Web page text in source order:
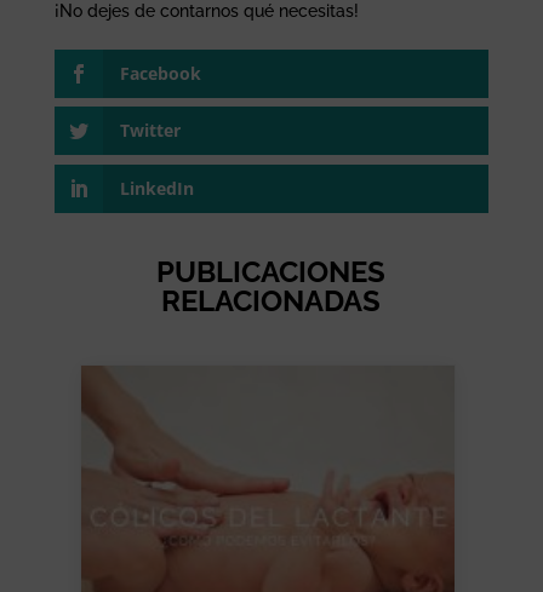
¡No dejes de contarnos qué necesitas!
Facebook
Twitter
LinkedIn
PUBLICACIONES
RELACIONADAS